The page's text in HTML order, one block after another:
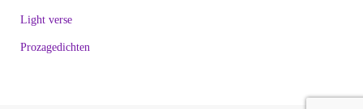
Light verse
Prozagedichten